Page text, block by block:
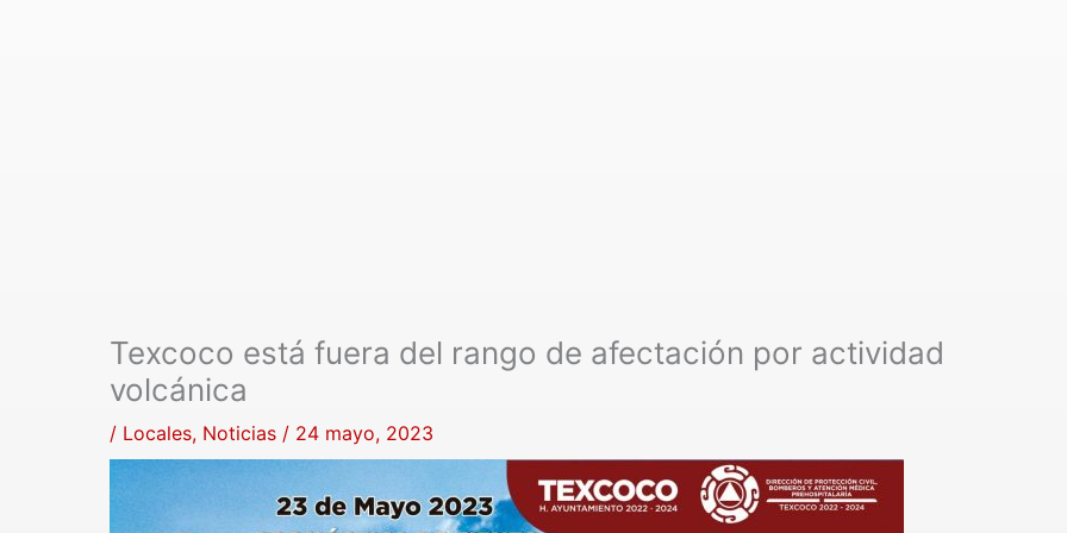
Texcoco está fuera del rango de afectación por actividad
volcánica
/ Locales, Noticias / 24 mayo, 2023